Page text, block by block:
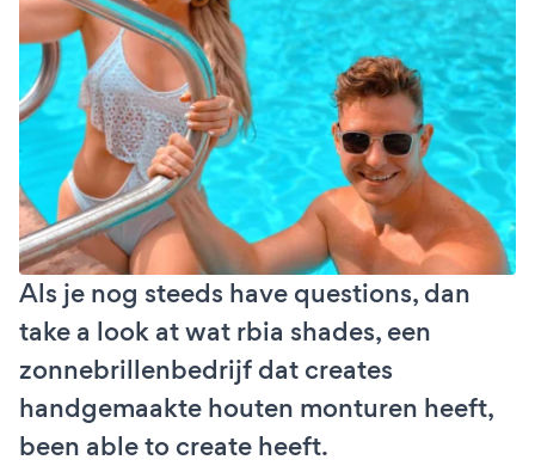
Als je nog steeds have questions, dan
take a look at wat rbia shades, een
zonnebrillenbedrijf dat creates
handgemaakte houten monturen heeft,
been able to create heeft.